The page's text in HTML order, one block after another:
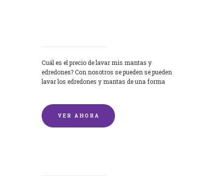
Cuál es el precio de lavar mis mantas y
edredones? Con nosotros se pueden se pueden
lavar los edredones y mantas de una forma
VER AHORA